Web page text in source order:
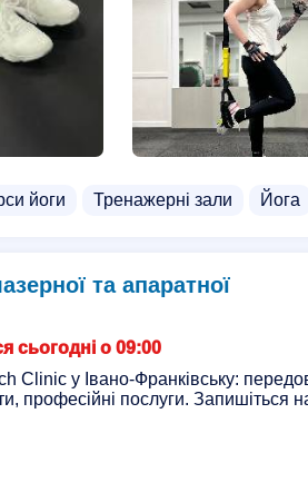
йоги Тренажерні зали Йога
та апаратної
сьогодні о 09:00
Clinic у Івано-Франківську:
професійні послуги. Запишіться